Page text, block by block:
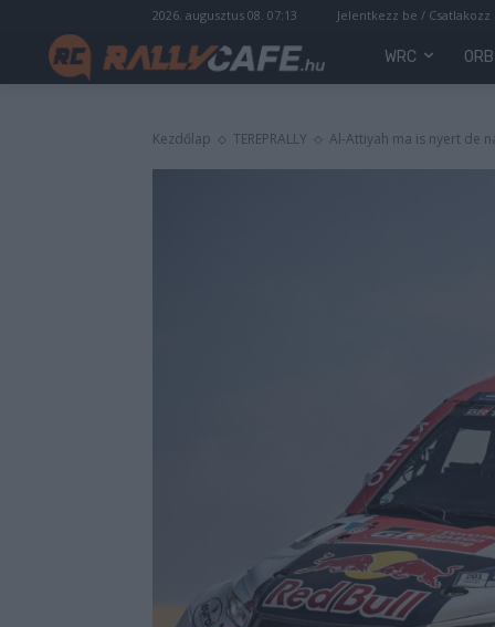
2026. augusztus 08. 07:13 Jelentkezz be / Csatlakozz
WRC ORB
Kezdőlap TEREPRALLY Al-Attiyah ma is nyert de